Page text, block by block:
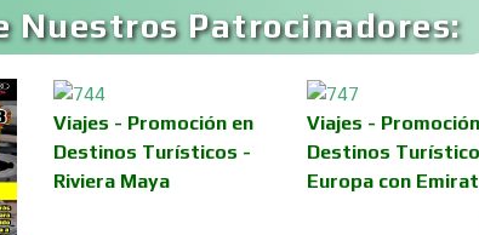
Asociaciones
Sonido e
Audios para
Nuestros Patrocinadores:
Viajes - Promoción en
Destinos Turísticos -
Riviera Maya
Viajes -
Destinos
Europa con